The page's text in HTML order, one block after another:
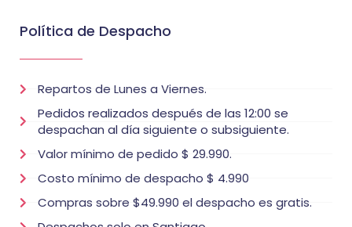
Política de Despacho
Repartos de Lunes a Viernes.
Pedidos realizados después de las 12:00 se
despachan al día siguiente o subsiguiente.
Valor mínimo de pedido $ 29.990.
Costo mínimo de despacho $ 4.990
Compras sobre $49.990 el despacho es gratis.